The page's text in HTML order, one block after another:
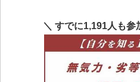
＼ すでに1,191人も参